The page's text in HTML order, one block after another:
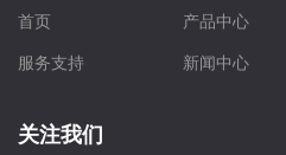
首页 产品中心
服务支持 新闻中心
关注我们